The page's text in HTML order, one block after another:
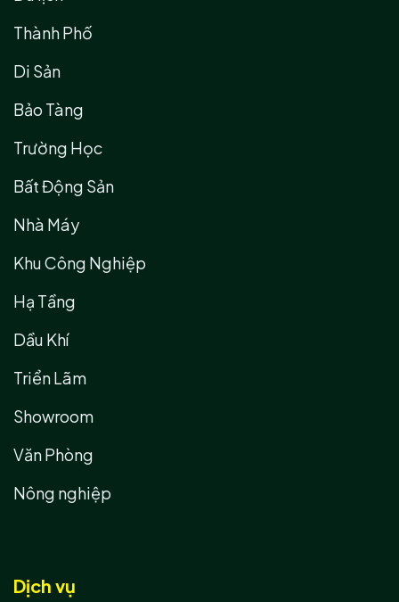
Thành Phố
Di Sản
Bảo Tàng
Trường Học
Bất Động Sản
Nhà Máy
Khu Công Nghiệp
Hạ Tầng
Dầu Khí
Triển Lãm
Showroom
Văn Phòng
Nông nghiệp
Dịch vụ